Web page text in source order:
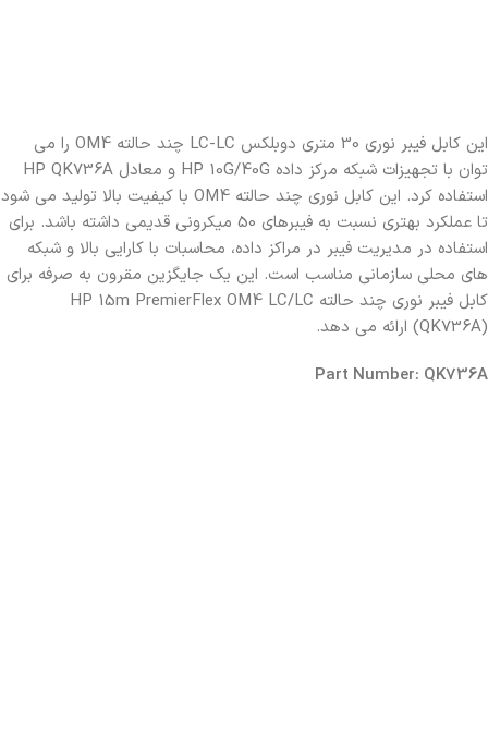
این کابل فیبر نوری 30 متری دوبلکس LC-LC چند حالته OM4 را می
توان با تجهیزات شبکه مرکز داده HP 10G/40G و معادل HP QK736A
استفاده کرد. این کابل نوری چند حالته OM4 با کیفیت بالا تولید می شود
تا عملکرد بهتری نسبت به فیبرهای 50 میکرونی قدیمی داشته باشد. برای
استفاده در مدیریت فیبر در مراکز داده، محاسبات با کارایی بالا و شبکه
های محلی سازمانی مناسب است. این یک جایگزین مقرون به صرفه برای
کابل فیبر نوری چند حالته HP 15m PremierFlex OM4 LC/LC
(QK736A) ارائه می دهد.
Part Number: QK736A